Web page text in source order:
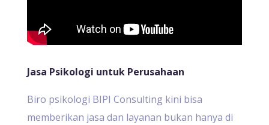
Jasa Psikologi untuk Perusahaan
Biro psikologi BIPI Consulting kini bisa
memberikan jasa dan layanan bukan hanya di